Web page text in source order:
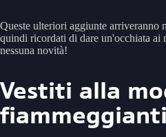
Queste ulteriori aggiunte arriveranno
quindi ricordati di dare un'occhiata ai
nessuna novità!
Vestiti alla
fiammeggianti